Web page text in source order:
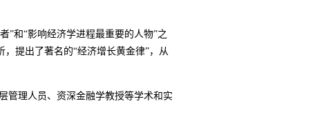
”和“影响经济学进程最重要的人物”之
提出了著名的“经济增长黄金律”，从
管理人员、资深金融学教授等学术和实